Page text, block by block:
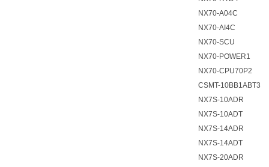
NX70-A04C
NX70-AI4C
NX70-SCU
NX70-POWER1
NX70-CPU70P2
CSMT-10BB1ABT3
NX7S-10ADR
NX7S-10ADT
NX7S-14ADR
NX7S-14ADT
NX7S-20ADR